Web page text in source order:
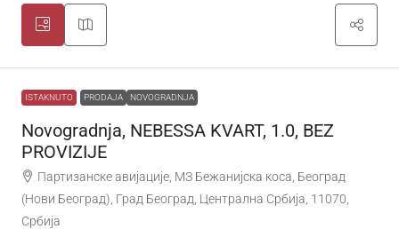
ISTAKNUTO PRODAJA NOVOGRADNJA
Novogradnja, NEBESSA KVART, 1.0, BEZ
PROVIZIJE
Партизанске авијације, МЗ Бежанијска коса, Београд
(Нови Београд), Град Београд, Централна Србија, 11070,
Србија